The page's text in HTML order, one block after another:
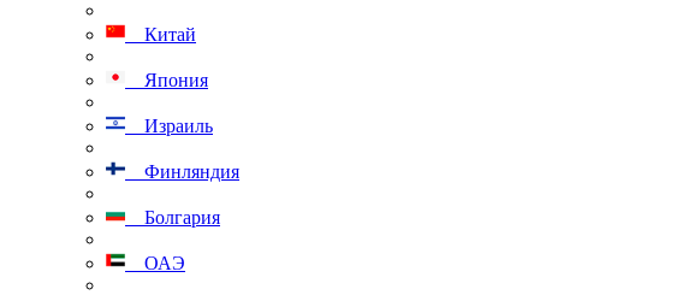
Китай
Япония
Израиль
Финляндия
Болгария
ОАЭ